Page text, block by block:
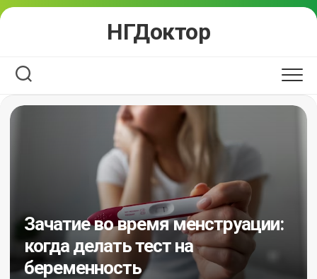
Перейти
НГДоктор
Зачатие во время менструации:
когда делать тест на
беременность